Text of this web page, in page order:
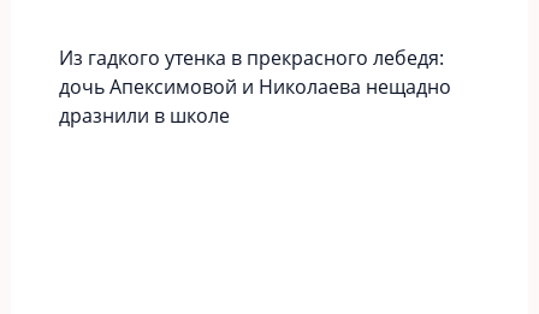
Из гадкого утенка в прекрасного лебедя:
дочь Апексимовой и Николаева нещадно
дразнили в школе